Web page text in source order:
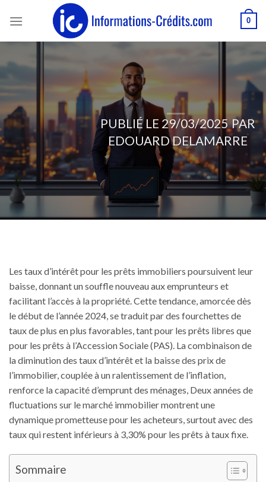
0
PUBLIÉ LE 29/03/2025 PAR
EDOUARD DELAMARRE
Les taux d’intérêt pour les prêts immobiliers poursuivent leur
baisse, donnant un souffle nouveau aux emprunteurs et
facilitant l’accès à la propriété. Cette tendance, amorcée dès
le début de l’année 2024, se traduit par des fourchettes de
taux de plus en plus favorables, tant pour les prêts libres que
pour les prêts à l’Accession Sociale (PAS). La combinaison de
la diminution des taux d’intérêt et la baisse des prix de
l’immobilier, couplée à un ralentissement de l’inflation,
renforce la capacité d’emprunt des ménages, Deux années de
fluctuations sur le marché immobilier montrent une
dynamique prometteuse pour les acheteurs, surtout avec des
taux qui restent inférieurs à 3,30% pour les prêts à taux fixe.
Sommaire